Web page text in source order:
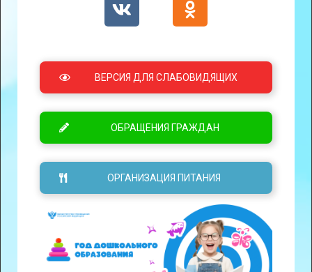
ВЕРСИЯ ДЛЯ СЛАБОВИДЯЩИХ
ОБРАЩЕНИЯ ГРАЖДАН
ОРГАНИЗАЦИЯ ПИТАНИЯ